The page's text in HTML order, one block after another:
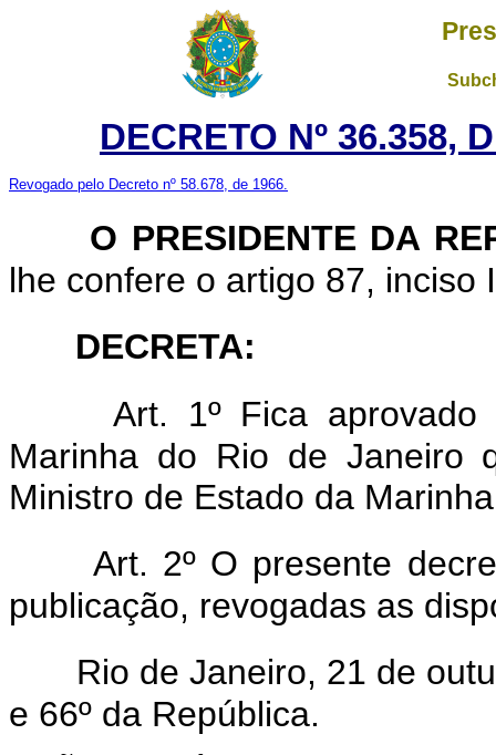
DECRETO Nº 36.358,
Revogado pelo Decreto nº 58.678, de 1966.
O PRESIDENTE DA
lhe confere o artigo 87, inciso
DECRETA:
Art. 1º Fica
Marinha do Rio de Janeiro
Ministro de Estado da
Art. 2º O presente
publicação, revogadas as
Rio de Janeiro, 21 de
e 66º da República.